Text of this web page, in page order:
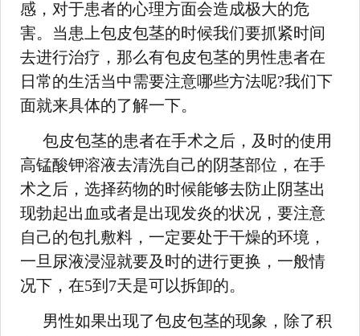
感，对于患者的心理方面会造成极大的危
害。当患上包皮包茎的时候我们要抓紧时间
去进行治疗，那么有包皮包茎的男性患者在
日常的生活当中需要注意哪些方法呢?我们下
面就来具体的了解一下。
包皮包茎的患者在手术之后，及时的使用
高锰酸钾溶液去清洗自己的阴茎部位，在手
术之后，选择药物的时候能够去防止阴茎出
现勃起出血或者是出现发炎的状况，要注意
自己的包扎敷料，一定要处于干燥的环境，
一旦尿液浸湿就要及时的进行更换，一般情
况下，在5到7天是可以拆卸的。
男性如果出现了包皮包茎的现象，除了积